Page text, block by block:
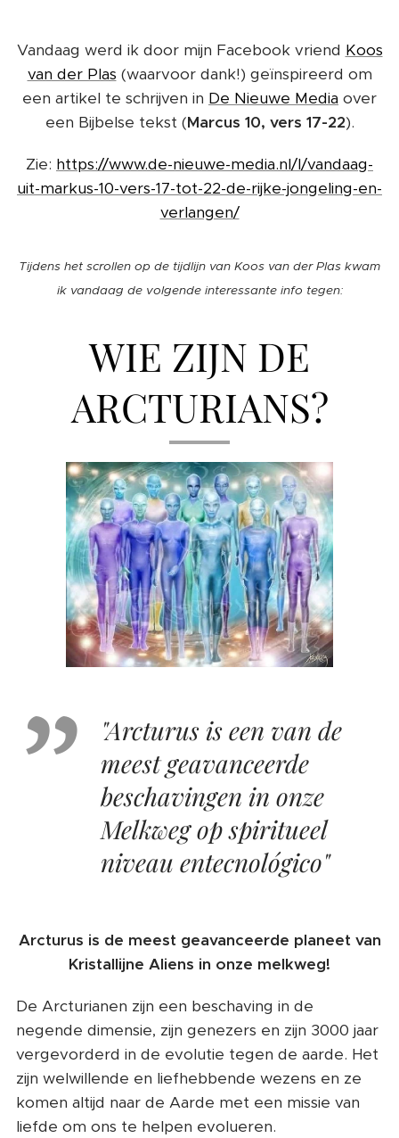
Vandaag werd ik door mijn Facebook vriend Koos
van der Plas (waarvoor dank!) geïnspireerd om
een artikel te schrijven in De Nieuwe Media over
een Bijbelse tekst (Marcus 10, vers 17-22).
Zie: https://www.de-nieuwe-media.nl/l/vandaag-
uit-markus-10-vers-17-tot-22-de-rijke-jongeling-en-
verlangen/
Tijdens het scrollen op de tijdlijn van Koos van der Plas kwam
ik vandaag de volgende interessante info tegen:
WIE ZIJN DE
ARCTURIANS?
"Arcturus is een van de
meest geavanceerde
beschavingen in onze
Melkweg op spiritueel
niveau entecnológico"
Arcturus is de meest geavanceerde planeet van
Kristallijne Aliens in onze melkweg!
De Arcturianen zijn een beschaving in de
negende dimensie, zijn genezers en zijn 3000 jaar
vergevorderd in de evolutie tegen de aarde. Het
zijn welwillende en liefhebbende wezens en ze
komen altijd naar de Aarde met een missie van
liefde om ons te helpen evolueren.